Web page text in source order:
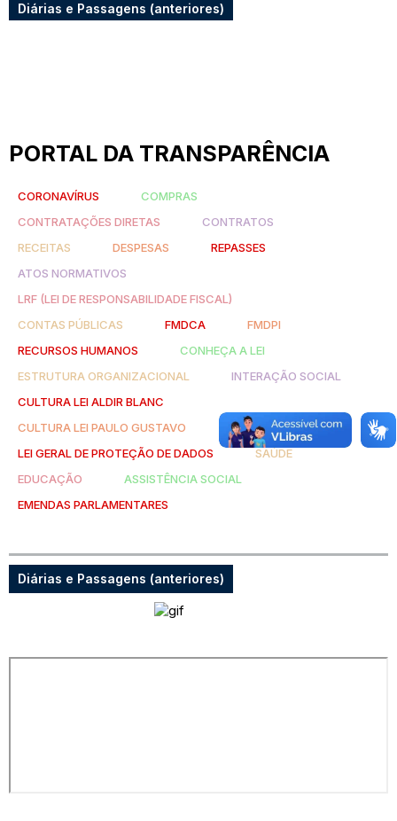
Diárias e Passagens (anteriores)
PORTAL DA TRANSPARÊNCIA
CORONAVÍRUS
COMPRAS
CONTRATAÇÕES DIRETAS
CONTRATOS
RECEITAS
DESPESAS
REPASSES
ATOS NORMATIVOS
LRF (LEI DE RESPONSABILIDADE FISCAL)
CONTAS PÚBLICAS
FMDCA
FMDPI
RECURSOS HUMANOS
CONHEÇA A LEI
ESTRUTURA ORGANIZACIONAL
INTERAÇÃO SOCIAL
CULTURA LEI ALDIR BLANC
CULTURA LEI PAULO GUSTAVO
LEI GERAL DE PROTEÇÃO DE DADOS
SAÚDE
EDUCAÇÃO
ASSISTÊNCIA SOCIAL
EMENDAS PARLAMENTARES
Diárias e Passagens (anteriores)